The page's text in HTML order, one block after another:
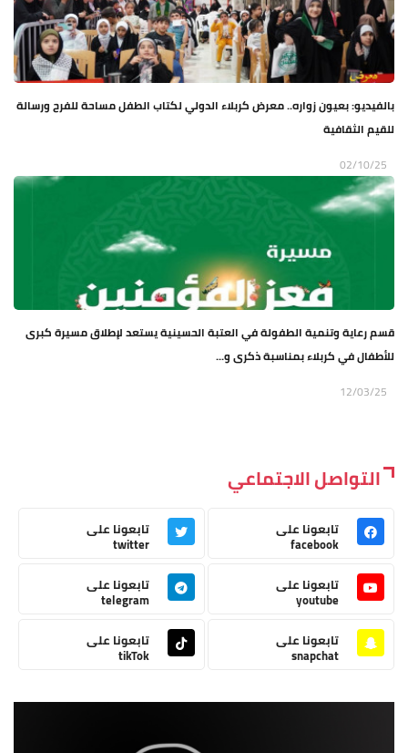
بالفيديو: بعيون زواره.. معرض كربلاء الدولي لكتاب الطفل مساحة للفرح ورسالة
للقيم الثقافية
02/10/25
قسم رعاية وتنمية الطفولة في العتبة الحسينية يستعد لإطلاق مسيرة كبرى
للأطفال في كربلاء بمناسبة ذكرى و...
12/03/25
التواصل الاجتماعي
تابعونا على
facebook
تابعونا على
twitter
تابعونا على
youtube
تابعونا على
telegram
تابعونا على
snapchat
تابعونا على
tikTok